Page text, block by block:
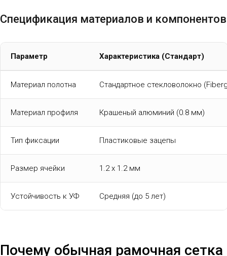
Спецификация материалов и компонентов
Параметр Характеристика (Стандарт)
Материал полотна Стандартное стекловолокно
Материал профиля Крашеный алюминий (0.8 мм)
Тип фиксации Пластиковые зацепы
Размер ячейки 1.2 x 1.2 мм
Устойчивость к УФ Средняя (до 5 лет)
Почему обычная рамочная сетка